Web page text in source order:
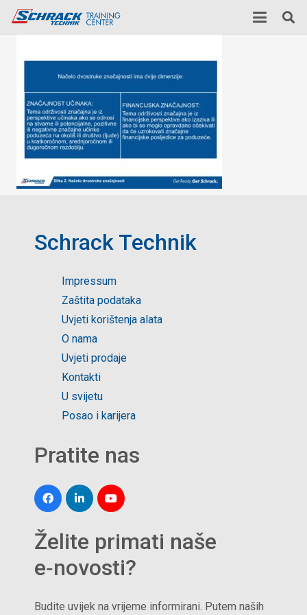
Schrack Technik
Impressum
Zaštita podataka
Uvjeti korištenja alata
O nama
Uvjeti prodaje
Kontakti
U svijetu
Posao i karijera
Pratite nas
Želite primati naše
e‑novosti?
Budite uvijek na vrijeme informirani. Putem naših